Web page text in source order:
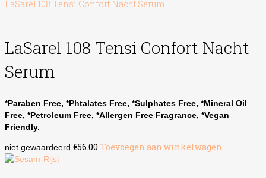
LaSarel 108 Tensi Confort Nacht Serum
LaSarel 108 Tensi Confort Nacht
Serum
*Paraben Free, *Phtalates Free, *Sulphates Free, *Mineral Oil
Free, *Petroleum Free, *Allergen Free Fragrance, *Vegan
Friendly.
niet gewaardeerd €56.00 Toevoegen aan winkelwagen